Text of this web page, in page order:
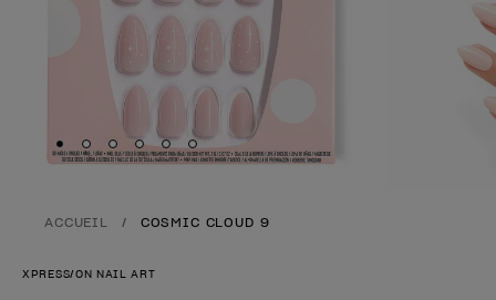
Skip to slide1
Skip to slide2
Skip to slide3
Skip to slide4
Skip to slide5
Skip to slide6
ACCUEIL COSMIC CLOUD 9
XPRESS/ON NAIL ART